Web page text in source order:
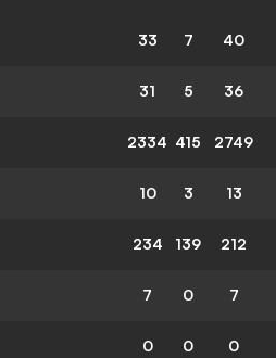
33 7 40
31 5 36
2334 415 2749
10 3 13
234 139 212
7 0 7
0 0 0